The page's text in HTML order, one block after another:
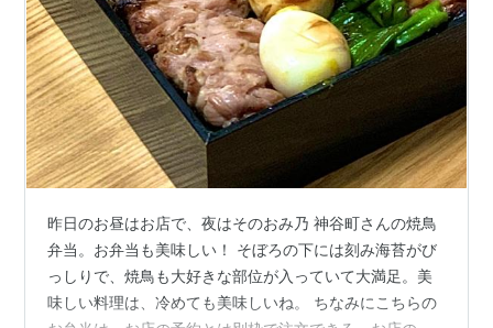
昨日のお昼はお店で、夜はそのおみ乃 神谷町さんの焼鳥
弁当。お弁当も美味しい！ そぼろの下には刻み海苔がび
っしりで、焼鳥も大好きな部位が入っていて大満足。美
味しい料理は、冷めても美味しいね。 ちなみにこちらの